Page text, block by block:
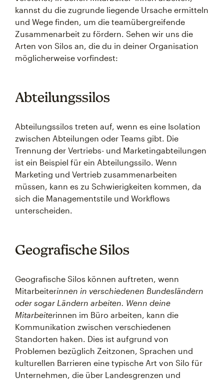
kannst du die zugrunde liegende Ursache ermitteln
und Wege finden, um die teamübergreifende
Zusammenarbeit zu fördern. Sehen wir uns die
Arten von Silos an, die du in deiner Organisation
möglicherweise vorfindest:
Abteilungssilos
Abteilungssilos treten auf, wenn es eine Isolation
zwischen Abteilungen oder Teams gibt. Die
Trennung der Vertriebs- und Marketingabteilungen
ist ein Beispiel für ein Abteilungssilo. Wenn
Marketing und Vertrieb zusammenarbeiten
müssen, kann es zu Schwierigkeiten kommen, da
sich die Managementstile und Workflows
unterscheiden.
Geografische Silos
Geografische Silos können auftreten, wenn
Mitarbeiterinnen in verschiedenen Bundesländern
oder sogar Ländern arbeiten. Wenn deine
Mitarbeiterinnen im Büro arbeiten, kann die
Kommunikation zwischen verschiedenen
Standorten haken. Dies ist aufgrund von
Problemen bezüglich Zeitzonen, Sprachen und
kulturellen Barrieren eine typische Art von Silo für
Unternehmen, die über Landesgrenzen und